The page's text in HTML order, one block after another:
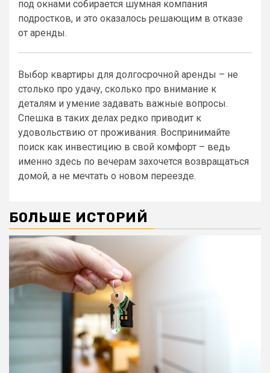
под окнами собирается шумная компания
подростков, и это оказалось решающим в отказе
от аренды.
Выбор квартиры для долгосрочной аренды – не
столько про удачу, сколько про внимание к
деталям и умение задавать важные вопросы.
Спешка в таких делах редко приводит к
удовольствию от проживания. Воспринимайте
поиск как инвестицию в свой комфорт – ведь
именно здесь по вечерам захочется возвращаться
домой, а не мечтать о новом переезде.
БОЛЬШЕ ИСТОРИЙ